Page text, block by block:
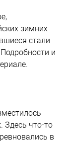
зимних
стали
и
Здесь что-то
в